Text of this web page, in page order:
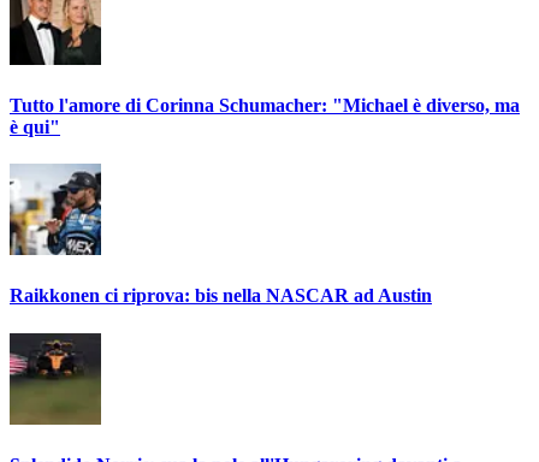
Tutto l'amore di Corinna Schumacher: "Michael è diverso, ma
è qui"
Raikkonen ci riprova: bis nella NASCAR ad Austin